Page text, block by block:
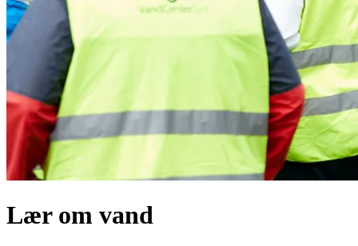
Lær om vand